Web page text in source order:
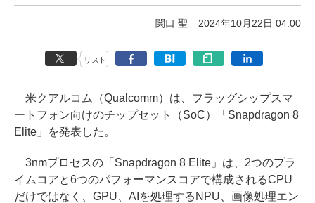
関口 聖 2024年10月22日 04:00
リスト
米クアルコム（Qualcomm）は、フラッグシップスマ
ートフォン向けのチップセット（SoC）「Snapdragon 8
Elite」を発表した。
3nmプロセスの「Snapdragon 8 Elite」は、2つのプラ
イムコアと6つのパフォーマンスコアで構成されるCPU
だけではなく、GPU、AIを処理するNPU、画像処理エン